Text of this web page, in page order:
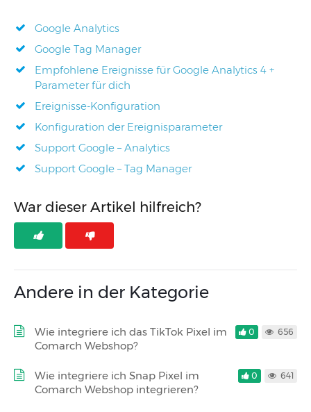
Google Analytics
Google Tag Manager
Empfohlene Ereignisse für Google Analytics 4 +
Parameter für dich
Ereignisse-Konfiguration
Konfiguration der Ereignisparameter
Support Google – Analytics
Support Google – Tag Manager
War dieser Artikel hilfreich?
Andere in der Kategorie
Wie integriere ich das TikTok Pixel im
Comarch Webshop?
0 656
Wie integriere ich Snap Pixel im
Comarch Webshop integrieren?
0 641